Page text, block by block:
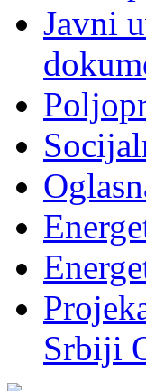
Javni
Srbiji